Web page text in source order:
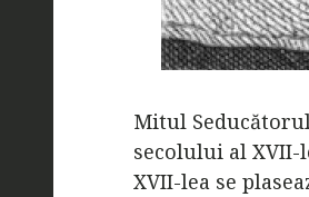
Mitul
secolului al XVII-
XVII-lea se